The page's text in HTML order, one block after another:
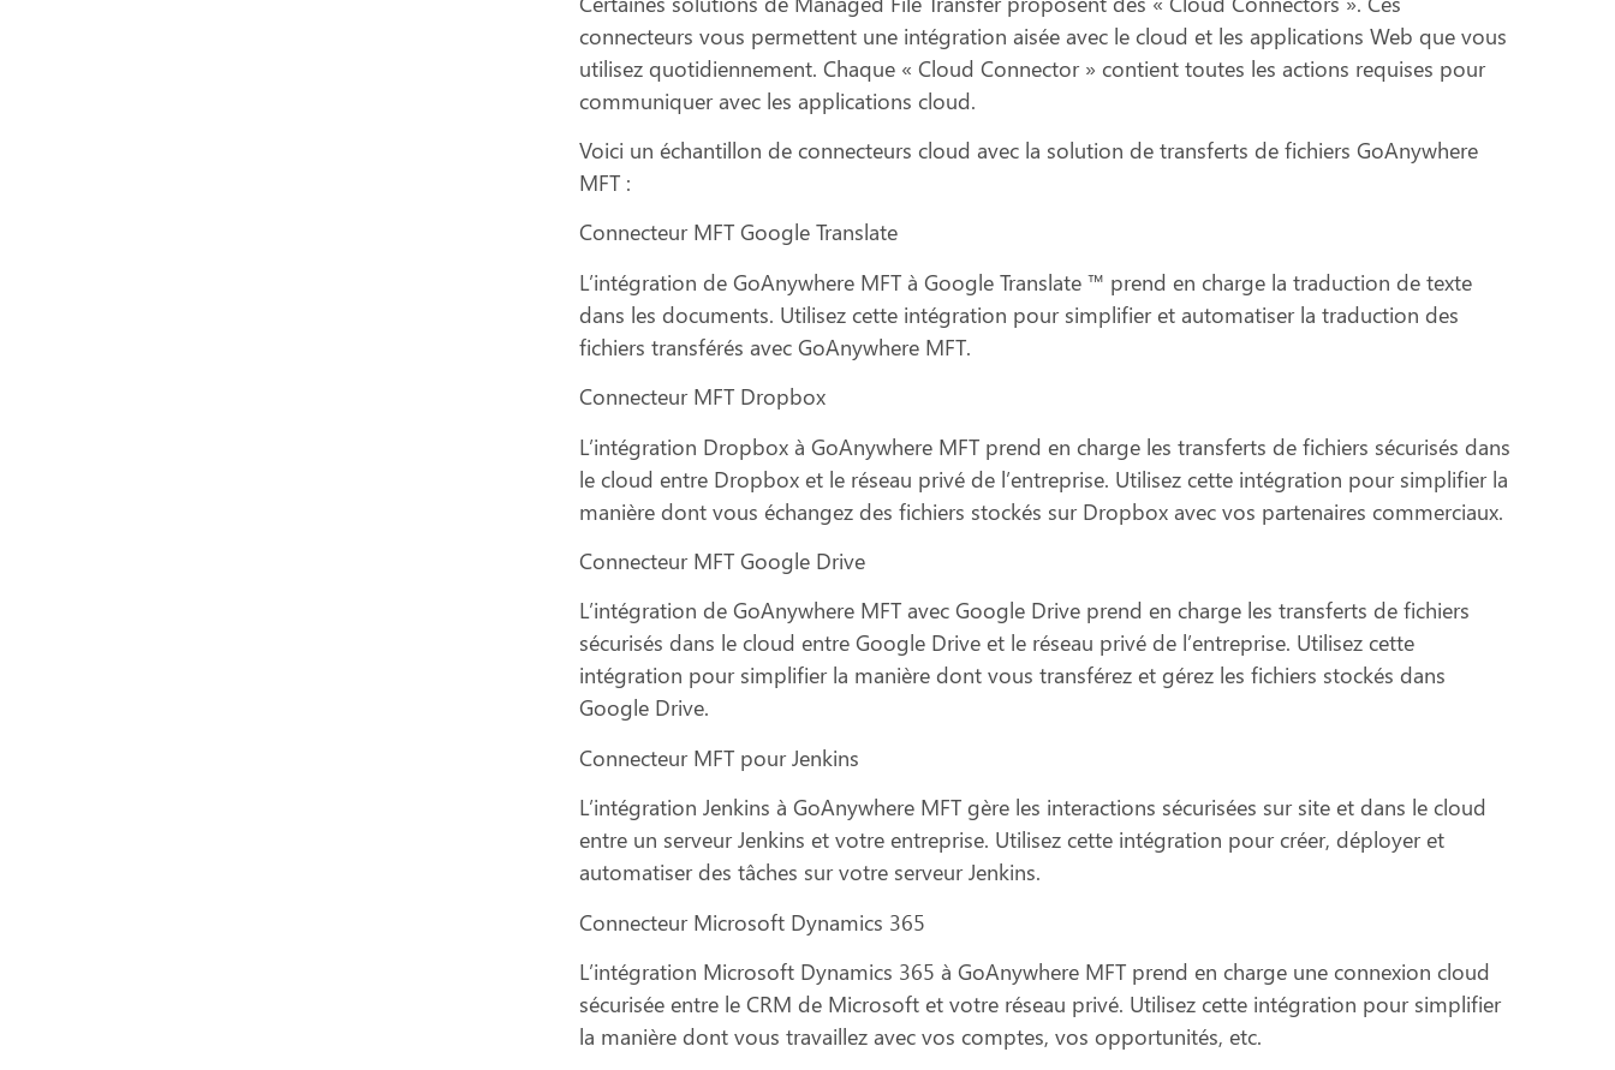
connecteurs vous permettent une intégration aisée avec le cloud et les applications Web que vous
utilisez quotidiennement. Chaque « Cloud Connector » contient toutes les actions requises pour
communiquer avec les applications cloud.
Voici un échantillon de connecteurs cloud avec la solution de transferts de fichiers GoAnywhere
MFT :
Connecteur MFT Google Translate
L’intégration de GoAnywhere MFT à Google Translate ™ prend en charge la traduction de texte
dans les documents. Utilisez cette intégration pour simplifier et automatiser la traduction des
fichiers transférés avec GoAnywhere MFT.
Connecteur MFT Dropbox
L’intégration Dropbox à GoAnywhere MFT prend en charge les transferts de fichiers sécurisés dans
le cloud entre Dropbox et le réseau privé de l’entreprise. Utilisez cette intégration pour simplifier la
manière dont vous échangez des fichiers stockés sur Dropbox avec vos partenaires commerciaux.
Connecteur MFT Google Drive
L’intégration de GoAnywhere MFT avec Google Drive prend en charge les transferts de fichiers
sécurisés dans le cloud entre Google Drive et le réseau privé de l’entreprise. Utilisez cette
intégration pour simplifier la manière dont vous transférez et gérez les fichiers stockés dans
Google Drive.
Connecteur MFT pour Jenkins
L’intégration Jenkins à GoAnywhere MFT gère les interactions sécurisées sur site et dans le cloud
entre un serveur Jenkins et votre entreprise. Utilisez cette intégration pour créer, déployer et
automatiser des tâches sur votre serveur Jenkins.
Connecteur Microsoft Dynamics 365
L’intégration Microsoft Dynamics 365 à GoAnywhere MFT prend en charge une connexion cloud
sécurisée entre le CRM de Microsoft et votre réseau privé. Utilisez cette intégration pour simplifier
la manière dont vous travaillez avec vos comptes, vos opportunités, etc.